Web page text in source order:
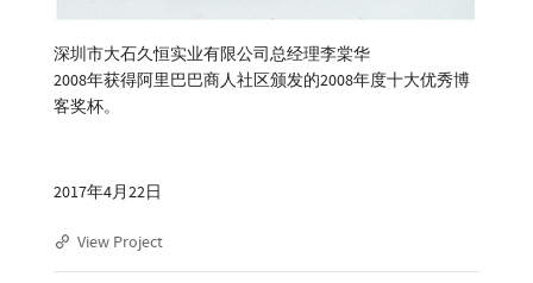
深圳市大石久恒实业有限公司总经理李棠华
2008年获得阿里巴巴商人社区颁发的2008年度十大优秀博
客奖杯。
2017年4月22日
View Project